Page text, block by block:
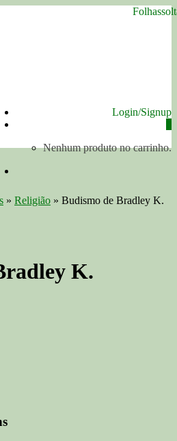
Login/Signup
Nenhum produto no carrinho.
» Religião » Budismo de Bradley K.
K.